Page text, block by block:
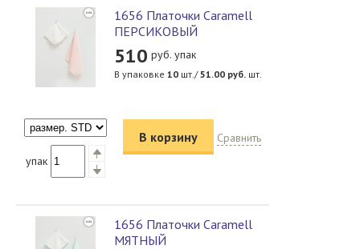
1656 Платочки Caramell
ПЕРСИКОВЫЙ
510 руб. упак
В упаковке 10 шт./51.00 руб. шт.
упак
В корзину Сравнить
1656 Платочки Caramell
МЯТНЫЙ